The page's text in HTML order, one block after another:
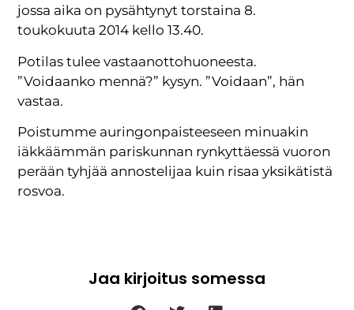
jossa aika on pysähtynyt torstaina 8.
toukokuuta 2014 kello 13.40.
Potilas tulee vastaanottohuoneesta.
”Voidaanko mennä?” kysyn. ”Voidaan”, hän
vastaa.
Poistumme auringonpaisteeseen minuakin
iäkkäämmän pariskunnan rynkyttäessä vuoron
perään tyhjää annostelijaa kuin risaa yksikätistä
rosvoa.
Jaa kirjoitus somessa